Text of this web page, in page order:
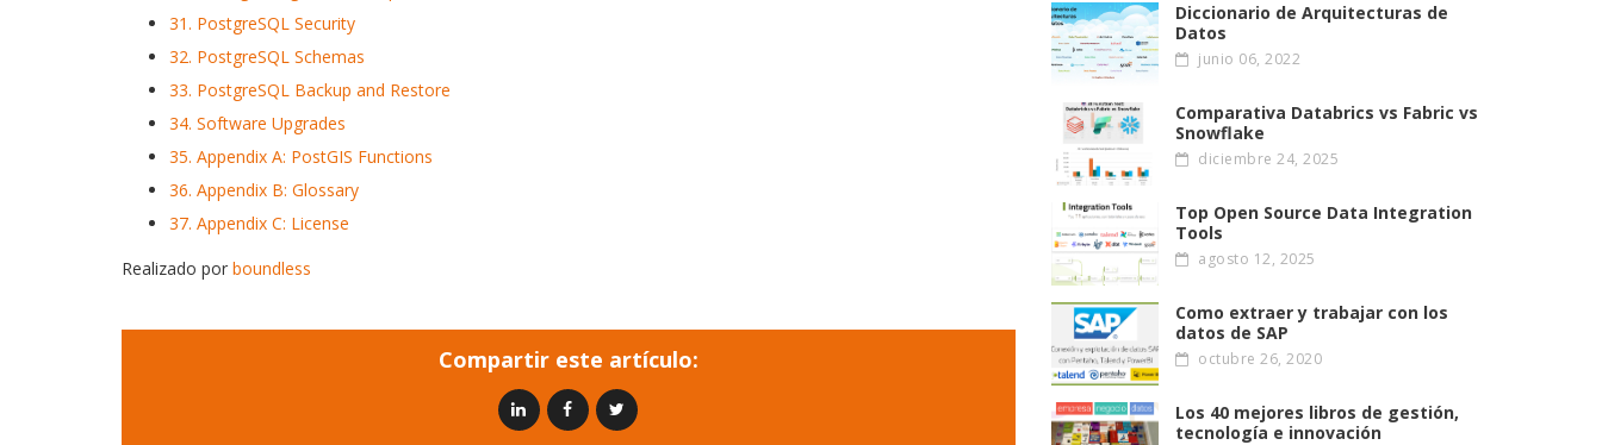
31. PostgreSQL Security
32. PostgreSQL Schemas
33. PostgreSQL Backup and Restore
34. Software Upgrades
35. Appendix A: PostGIS Functions
36. Appendix B: Glossary
37. Appendix C: License
Realizado por boundless
Compartir este artículo:
Diccionario de Arquitecturas de
Datos
junio 06, 2022
Comparativa Databrics vs Fabric vs
Snowflake
diciembre 24, 2025
Top Open Source Data Integration
Tools
agosto 12, 2025
Como extraer y trabajar con los
datos de SAP
octubre 26, 2020
Los 40 mejores libros de gestión,
tecnología e innovación